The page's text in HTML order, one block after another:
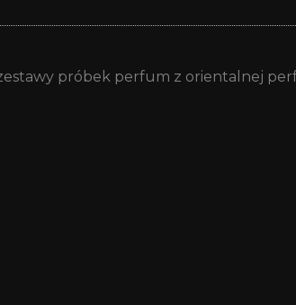
próbek perfum z orientalnej